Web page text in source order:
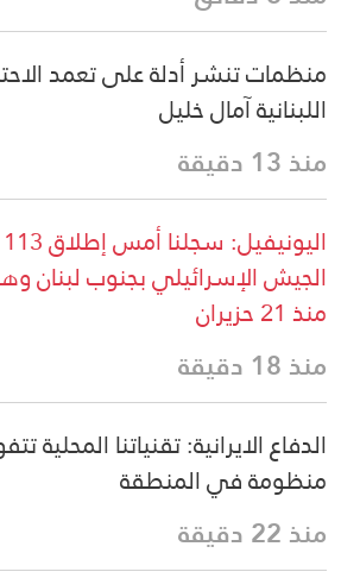
منظمات تنشر أدلة على تعمد
اللبنانية آمال خليل
منذ 13 دقيقة
الجيش الإسرائيلي بجنوب لبنان
منذ 21 حزيران
منذ 18 دقيقة
الدفاع الايرانية: تقنياتنا المحلية
منظومة في المنطقة
منذ 22 دقيقة